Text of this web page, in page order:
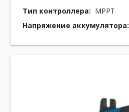
Тип контроллера: MPPT
Напряжение аккумулятора: